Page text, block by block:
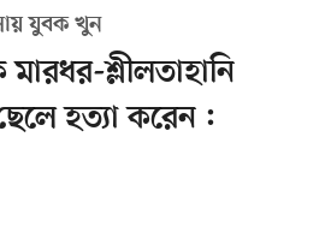
যুবক খুন
শ্লীলতাহানি
হত্যা করেন :